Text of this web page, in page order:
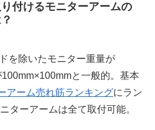
付けるモニターアームの
を除いたモニター重量が
と一般的。基本
アーム売れ筋ランキングにラン
ターアームは全て取付可能。